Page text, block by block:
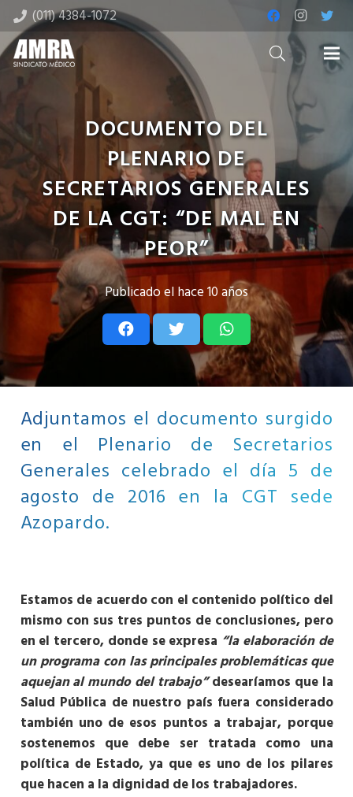
(011) 4384-1072
DOCUMENTO DEL
PLENARIO DE
SECRETARIOS GENERALES
DE LA CGT: “DE MAL EN
PEOR”
Publicado elhace 10 años
Adjuntamos el documento surgido
en el Plenario de Secretarios
Generales celebrado el día 5 de
agosto de 2016 en la CGT sede
Azopardo.
Estamos de acuerdo con el contenido político del
mismo con sus tres puntos de conclusiones, pero
en el tercero, donde se expresa “la elaboración de
un programa con las principales problemáticas que
aquejan al mundo del trabajo”desearíamos que la
Salud Pública de nuestro país fuera considerado
también uno de esos puntos a trabajar, porque
sostenemos que debe ser tratada como una
política de Estado, ya que es uno de los pilares
que hacen a la dignidad de los trabajadores.